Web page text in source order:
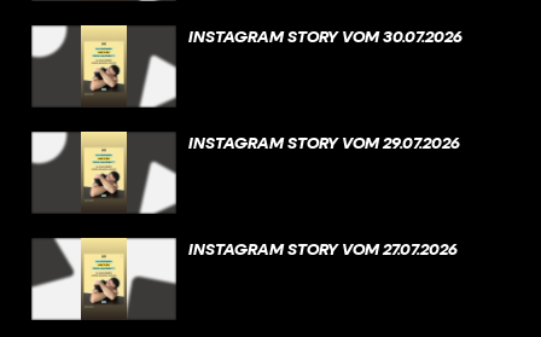
INSTAGRAM STORY VOM 30.07.2026
INSTAGRAM STORY VOM 29.07.2026
INSTAGRAM STORY VOM 27.07.2026